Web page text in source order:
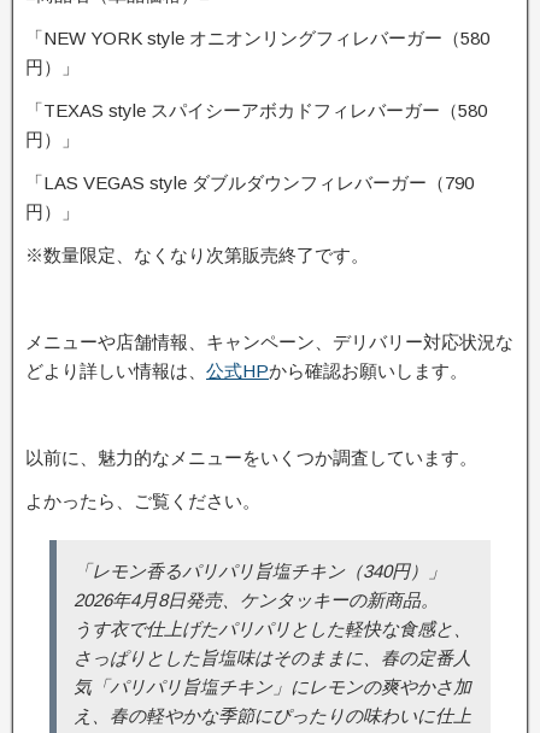
「NEW YORK style オニオンリングフィレバーガー（580
円）」
「TEXAS style スパイシーアボカドフィレバーガー（580
円）」
「LAS VEGAS style ダブルダウンフィレバーガー（790
円）」
※数量限定、なくなり次第販売終了です。
メニューや店舗情報、キャンペーン、デリバリー対応状況な
どより詳しい情報は、 公式HPから確認お願いします。
以前に、魅力的なメニューをいくつか調査しています。
よかったら、ご覧ください。
「レモン香るパリパリ旨塩チキン（340円）」
2026年4月8日発売、ケンタッキーの新商品。
うす衣で仕上げたパリパリとした軽快な食感と、
さっぱりとした旨塩味はそのままに、春の定番人
気「パリパリ旨塩チキン」にレモンの爽やかさ加
え、春の軽やかな季節にぴったりの味わいに仕上